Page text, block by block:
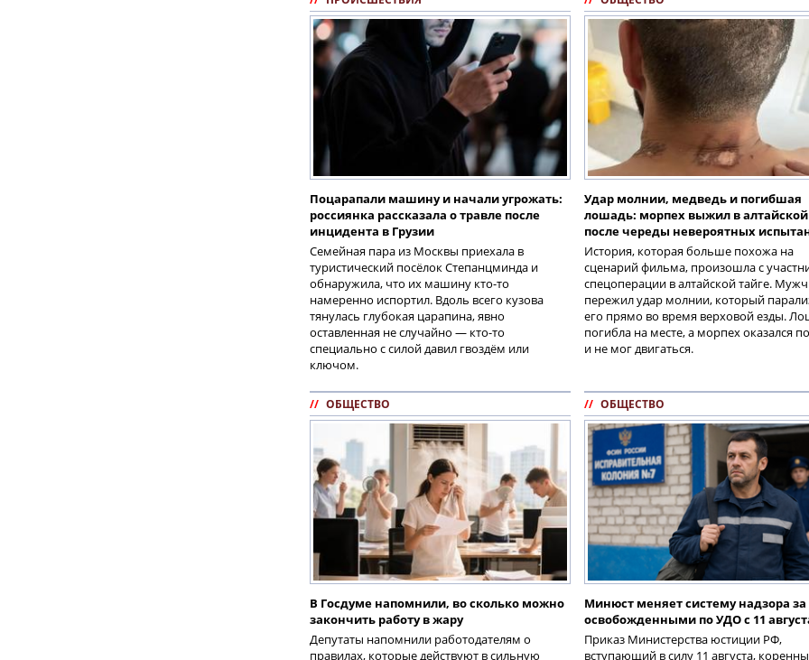
Поцарапали машину и начали угрожать:
россиянка рассказала о травле после
инцидента в Грузии
Семейная пара из Москвы приехала в
туристический посёлок Степанцминда и
обнаружила, что их машину кто-то
намеренно испортил. Вдоль всего кузова
тянулась глубокая царапина, явно
оставленная не случайно — кто-то
специально с силой давил гвоздём или
ключом.
Удар молнии, медведь и погибшая
лошадь: морпех выжил в алтайской
после череды невероятных
История, которая больше похожа на
сценарий фильма, произошла с
спецоперации в алтайской тайге.
пережил удар молнии, который
его прямо во время верховой езды.
погибла на месте, а морпех оказался
и не мог двигаться.
// ОБЩЕСТВО
В Госдуме напомнили, во сколько можно
закончить работу в жару
Депутаты напомнили работодателям о
правилах, которые действуют в сильную
// ОБЩЕСТВО
Минюст меняет систему надзора за
освобожденными по УДО с 11
Приказ Министерства юстиции РФ,
вступающий в силу 11 августа,